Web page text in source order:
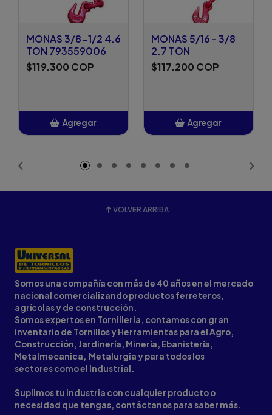
MONAS 3/8-1/2 4.6
TON 793559006
$119.300 COP
Agregar
MONAS 5/16 - 3/8
2.7 TON
$117.200 COP
Agregar
VOLVER ARRIBA
Somos una compañía con más de 40 años en el mercado
nacional comercializando productos ferreteros,
agrícolas y de construcción.
Somos expertos en Tornilleria, contamos con gran
inventario de Tornillos y Herramientas para el Agro,
Construcción, Jardinería, Minería, Ebanistería,
Metalmecanica, Metalurgia y para todos los
sectores como el Industrial.
Suplimos tu industria con cualquier producto o
necesidad que tengas, contáctanos para saber más.